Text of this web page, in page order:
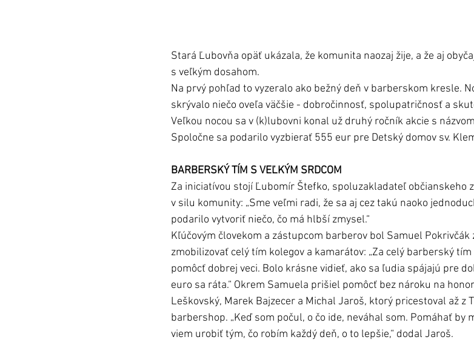
Stará Ľubovňa opäť ukázala, že komunita naozaj žije, a že aj
s veľkým dosahom.
Na prvý pohľad to vyzeralo ako bežný deň v barberskom kresle.
skrývalo niečo oveľa väčšie - dobročinnosť, spolupatričnosť a
Veľkou nocou sa v (k)lubovni konal už druhý ročník akcie s
Spoločne sa podarilo vyzbierať 555 eur pre Detský domov sv.
BARBERSKÝ TÍM S VEĽKÝM SRDCOM
Za iniciatívou stojí Ľubomír Štefko, spoluzakladateľ občianskeho
v silu komunity: „Sme veľmi radi, že sa aj cez takú naoko
podarilo vytvoriť niečo, čo má hlbší zmysel.“
Kľúčovým človekom a zástupcom barberov bol Samuel Pokrivčák
zmobilizovať celý tím kolegov a kamarátov: „Za celý barberský
pomôcť dobrej veci. Bolo krásne vidieť, ako sa ľudia spájajú pre
euro sa ráta.“ Okrem Samuela prišiel pomôcť bez nároku na
Leškovský, Marek Bajzecer a Michal Jaroš, ktorý pricestoval až z
barbershop. „Keď som počul, o čo ide, neváhal som. Pomáhať by
viem urobiť tým, čo robím každý deň, o to lepšie,“ dodal Jaroš.